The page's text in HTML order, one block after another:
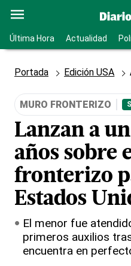
Última Hora Actualidad
Portada Edición USA
MURO FRONTERIZO
Lanzan a
años sobre
fronterizo
Estados
El menor fue
primeros auxilios
encuentra en